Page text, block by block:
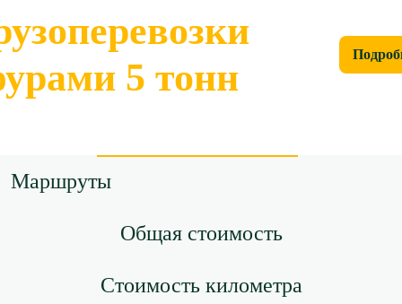
5 тонн
Маршруты
Общая стоимость
Стоимость километра